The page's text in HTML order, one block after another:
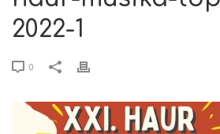
2022-1
0